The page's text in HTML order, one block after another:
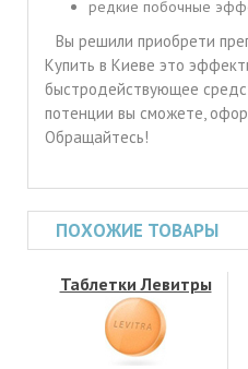
редкие побочные
Вы решили приобрети
Купить в Киеве это
быстродействующее
потенции вы сможете,
Обращайтесь!
ПОХОЖИЕ ТОВАРЫ
Таблетки Левитры